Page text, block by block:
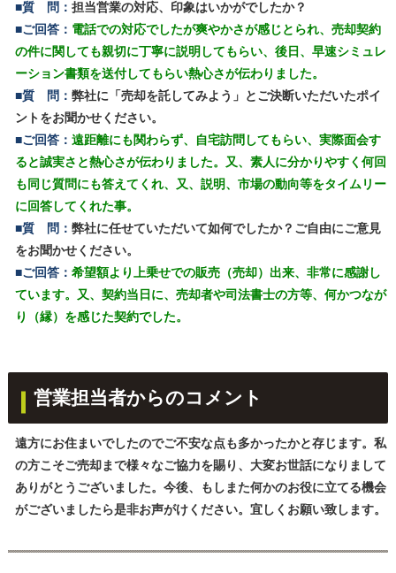
■質 問： 担当営業の対応、印象はいかがでしたか？
■ご回答： 電話での対応でしたが爽やかさが感じとられ、売却契約
の件に関しても親切に丁寧に説明してもらい、後日、早速シミュレ
ーション書類を送付してもらい熱心さが伝わりました。
■質 問： 弊社に「売却を託してみよう」とご決断いただいたポイ
ントをお聞かせください。
■ご回答： 遠距離にも関わらず、自宅訪問してもらい、実際面会す
ると誠実さと熱心さが伝わりました。又、素人に分かりやすく何回
も同じ質問にも答えてくれ、又、説明、市場の動向等をタイムリー
に回答してくれた事。
■質 問： 弊社に任せていただいて如何でしたか？ご自由にご意見
をお聞かせください。
■ご回答： 希望額より上乗せでの販売（売却）出来、非常に感謝し
ています。又、契約当日に、売却者や司法書士の方等、何かつなが
り（縁）を感じた契約でした。
営業担当者からのコメント
遠方にお住まいでしたのでご不安な点も多かったかと存じます。私
の方こそご売却まで様々なご協力を賜り、大変お世話になりまして
ありがとうございました。今後、もしまた何かのお役に立てる機会
がございましたら是非お声がけください。宜しくお願い致します。